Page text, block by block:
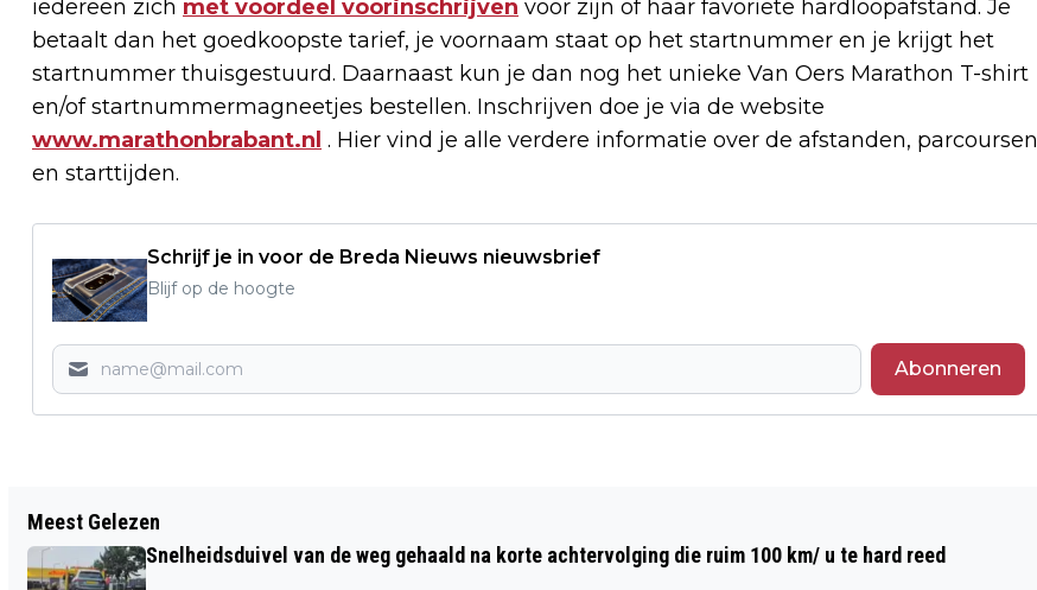
iedereen zich met voordeel voorinschrijven voor zijn of haar favoriete hardloopafstand. Je
betaalt dan het goedkoopste tarief, je voornaam staat op het startnummer en je krijgt het
startnummer thuisgestuurd. Daarnaast kun je dan nog het unieke Van Oers Marathon T-shirt
en/of startnummermagneetjes bestellen. Inschrijven doe je via de website
www.marathonbrabant.nl . Hier vind je alle verdere informatie over de afstanden, parcoursen
en starttijden.
Schrijf je in voor de Breda Nieuws nieuwsbrief
Blijf op de hoogte
Abonneren
POLITIE ONDERZOEKT ZEDENMISDRIJF
BIJ BREDASE ZORGINSTELLING
BREDA APRIL 2024
Meest Gelezen
Snelheidsduivel van de weg gehaald na korte achtervolging die ruim 100 km/ u te hard reed